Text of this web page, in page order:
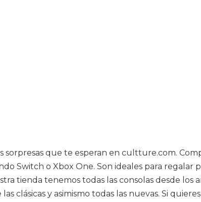
que te esperan en cultture.com.
Switch o Xbox One. Son ideales para regalar
tienda tenemos todas las consolas desde los
clásicas y asimismo todas las nuevas. Si